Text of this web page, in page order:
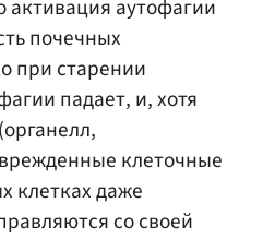
активация аутофагии
почечных
при старении
падает, и, хотя
клеточные
клетках даже
со своей